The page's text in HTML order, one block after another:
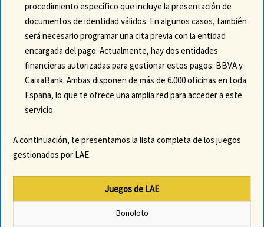
procedimiento específico que incluye la presentación de
documentos de identidad válidos. En algunos casos, también
será necesario programar una cita previa con la entidad
encargada del pago. Actualmente, hay dos entidades
financieras autorizadas para gestionar estos pagos: BBVA y
CaixaBank. Ambas disponen de más de 6.000 oficinas en toda
España, lo que te ofrece una amplia red para acceder a este
servicio.
A continuación, te presentamos la lista completa de los juegos
gestionados por LAE:
Juegos de LAE
Bonoloto